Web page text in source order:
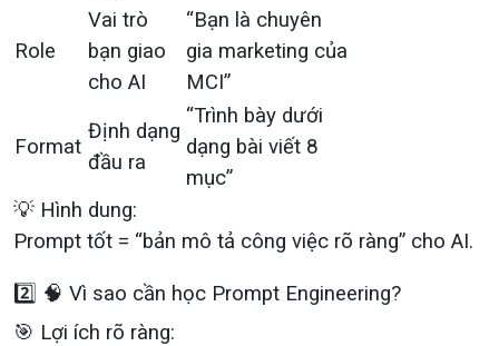
Role
Vai trò
bạn giao
cho AI
“Bạn là chuyên
gia marketing của
MCI”
Format
Định dạng
đầu ra
“Trình bày dưới
dạng bài viết 8
mục”
💡 Hình dung:
Prompt tốt = “bản mô tả công việc rõ ràng” cho AI.
2️⃣ 🧠 Vì sao cần học Prompt Engineering?
🎯 Lợi ích rõ ràng: